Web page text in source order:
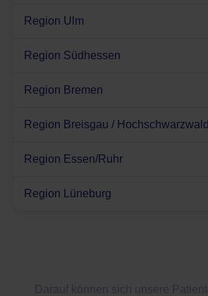
Region Ulm
Region Südhessen
Region Bremen
Region Breisgau / Hochschwarzwald
Region Essen/Ruhr
Region Lüneburg